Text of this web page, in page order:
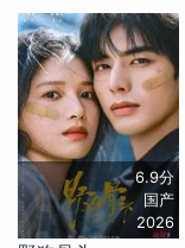
6.9分
国产
2026